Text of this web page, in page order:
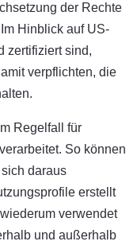
der Rechte
Hinblick auf US-
zertifiziert sind,
verpflichten, die
Regelfall für
So können
daraus
erstellt
verwendet
und außerhalb